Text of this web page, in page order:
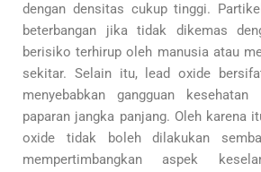
dengan densitas cukup tinggi.
beterbangan jika tidak dikemas
berisiko terhirup oleh manusia atau
sekitar. Selain itu, lead oxide
menyebabkan gangguan
paparan jangka panjang. Oleh karena
oxide tidak boleh dilakukan
mempertimbangkan aspek